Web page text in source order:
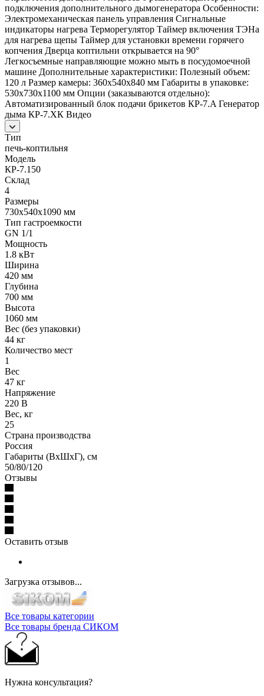
подключения дополнительного дымогенератора Особенности:
Электромеханическая панель управления Сигнальные
индикаторы нагрева Терморегулятор Таймер включения ТЭНа
для нагрева щепы Таймер для установки времени горячего
копчения Дверца коптильни открывается на 90°
Легкосъемные направляющие можно мыть в посудомоечной
машине Дополнительные характеристики: Полезный объем:
120 л Размер камеры: 360х540х840 мм Габариты в упаковке:
530х730х1100 мм Опции (заказываются отдельно):
Автоматизированный блок подачи брикетов КР-7.A Генератор
дыма КР-7.ХК Видео
Тип
печь-коптильня
Модель
КР-7.150
Склад
4
Размеры
730x540x1090 мм
Тип гастроемкости
GN 1/1
Мощность
1.8 кВт
Ширина
420 мм
Глубина
700 мм
Высота
1060 мм
Вес (без упаковки)
44 кг
Количество мест
1
Вес
47 кг
Напряжение
220 В
Вес, кг
25
Страна производства
Россия
Габариты (ВхШхГ), см
50/80/120
Отзывы
Оставить отзыв
Загрузка отзывов...
Все товары категории
Все товары бренда СИКОМ
Нужна консультация?